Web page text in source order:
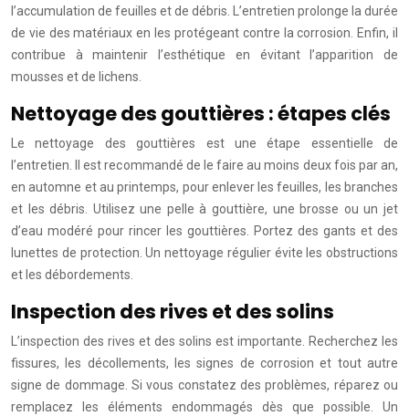
l’accumulation de feuilles et de débris. L’entretien prolonge la durée
de vie des matériaux en les protégeant contre la corrosion. Enfin, il
contribue à maintenir l’esthétique en évitant l’apparition de
mousses et de lichens.
Nettoyage des gouttières : étapes clés
Le nettoyage des gouttières est une étape essentielle de
l’entretien. Il est recommandé de le faire au moins deux fois par an,
en automne et au printemps, pour enlever les feuilles, les branches
et les débris. Utilisez une pelle à gouttière, une brosse ou un jet
d’eau modéré pour rincer les gouttières. Portez des gants et des
lunettes de protection. Un nettoyage régulier évite les obstructions
et les débordements.
Inspection des rives et des solins
L’inspection des rives et des solins est importante. Recherchez les
fissures, les décollements, les signes de corrosion et tout autre
signe de dommage. Si vous constatez des problèmes, réparez ou
remplacez les éléments endommagés dès que possible. Un